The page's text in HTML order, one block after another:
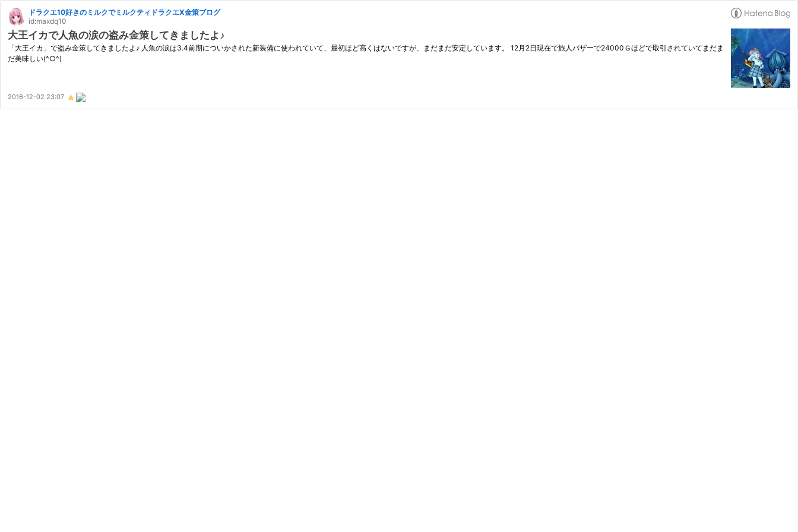
ドラクエ10好きのミルクでミルクティドラクエⅩ金策ブログ
id:maxdq10
大王イカで人魚の涙の盗み金策してきましたよ♪
「大王イカ」で盗み金策してきましたよ♪ 人魚の涙は3.4前期についかされた新装備に使われていて、最初ほど高くはないですが、まだまだ安定しています。 12月2日現在で旅人バザーで24000Ｇほどで取引されていてまだま
だ美味しい(^○^)
2016-12-02 23:07